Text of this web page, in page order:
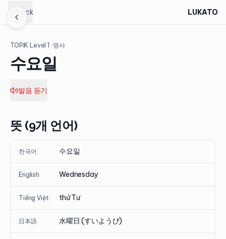
Back LUKATO
TOPIK Level1 · 명사
수요일
발음 듣기
뜻 (9개 언어)
한국어 수요일
English Wednesday
Tiếng Việt thứ Tư
日本語 水曜日 (すいようび)